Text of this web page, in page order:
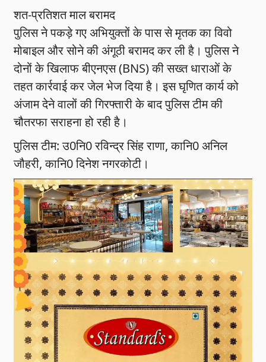
शत-प्रतिशत माल बरामद
पुलिस ने पकड़े गए अभियुक्तों के पास से मृतक का विवो
मोबाइल और सोने की अंगूठी बरामद कर ली है। पुलिस ने
दोनों के खिलाफ बीएनएस (BNS) की सख्त धाराओं के
तहत कार्रवाई कर जेल भेज दिया है। इस घृणित कार्य को
अंजाम देने वालों की गिरफ्तारी के बाद पुलिस टीम की
चौतरफा सराहना हो रही है।
पुलिस टीम: उ0नि0 रविन्द्र सिंह राणा, कानि0 अनिल
जौहरी, कानि0 दिनेश नगरकोटी।